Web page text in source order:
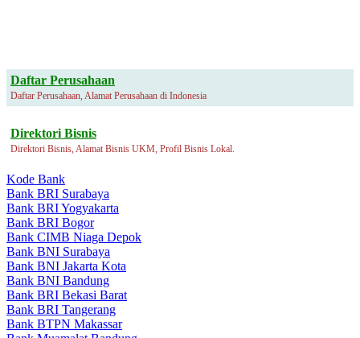
Daftar Perusahaan
Daftar Perusahaan, Alamat Perusahaan di Indonesia
Direktori Bisnis
Direktori Bisnis, Alamat Bisnis UKM, Profil Bisnis Lokal.
Kode Bank
Bank BRI Surabaya
Bank BRI Yogyakarta
Bank BRI Bogor
Bank CIMB Niaga Depok
Bank BNI Surabaya
Bank BNI Jakarta Kota
Bank BNI Bandung
Bank BRI Bekasi Barat
Bank BRI Tangerang
Bank BTPN Makassar